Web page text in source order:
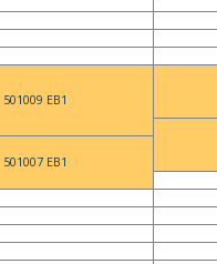
501009 EB1
501007 EB1